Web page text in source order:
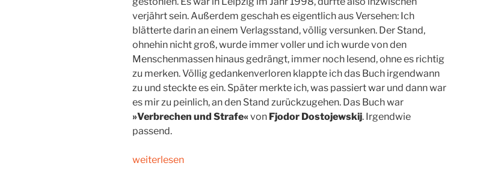
verjährt sein. Außerdem geschah es eigentlich aus Versehen: Ich
blätterte darin an einem Verlagsstand, völlig versunken. Der Stand,
ohnehin nicht groß, wurde immer voller und ich wurde von den
Menschenmassen hinaus gedrängt, immer noch lesend, ohne es richtig
zu merken. Völlig gedankenverloren klappte ich das Buch irgendwann
zu und steckte es ein. Später merkte ich, was passiert war und dann war
es mir zu peinlich, an den Stand zurückzugehen. Das Buch war
»Verbrechen und Strafe« von Fjodor Dostojewskij. Irgendwie
passend.
„Der
weiterlesen